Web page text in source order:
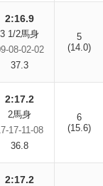
2:16.9
3 1/2馬身
08-02-02
37.3
5
(14.0)
2:17.2
2馬身
17-11-08
36.8
6
(15.6)
2:17.2